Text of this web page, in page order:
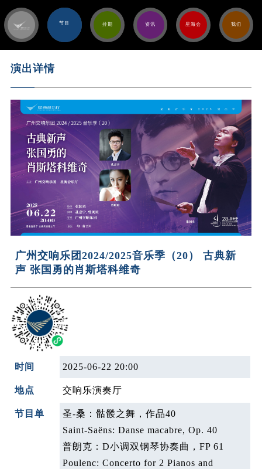
节目 排期 资讯 星海会 我们
演出详情
广州交响乐团2024/2025音乐季（20） 古典新
声 张国勇的肖斯塔科维奇
时间 2025-06-22 20:00
地点 交响乐演奏厅
节目单
圣-桑：骷髅之舞，作品40
Saint-Saëns: Danse macabre, Op. 40
普朗克：D小调双钢琴协奏曲，FP 61
Poulenc: Concerto for 2 Pianos and